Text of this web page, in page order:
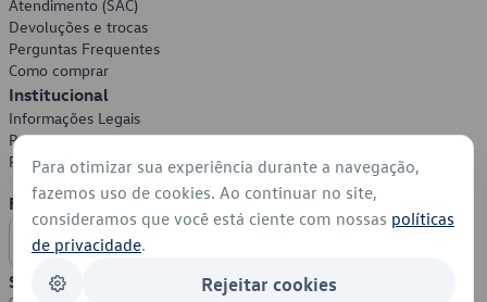
Atendimento (SAC)
Devoluções e trocas
Perguntas Frequentes
Como comprar
Institucional
Informações Legais
Política de Privacidade
Política de Cookies
Formas de Pagamento
Segurança
Para otimizar sua experiência durante a navegação,
fazemos uso de cookies. Ao continuar no site,
consideramos que você está ciente com nossas políticas
de privacidade.
Rejeitar cookies